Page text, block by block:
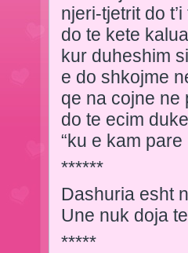
njeri-tjetrit do t’i
do te kete
kur duheshim
e do shkojme
qe na cojne ne
do te ecim
“ku e kam
******
Dashuria esht
Une nuk doja
*****